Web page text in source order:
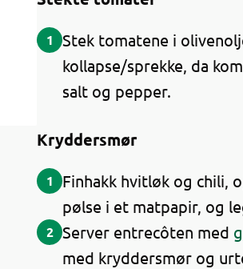
1
Stek tomatene i
kollapse/sprekke, da
salt og pepper.
Kryddersmør
1
Finhakk hvitløk og chili,
pølse i et matpapir, og
2 Server entrecôten med
med kryddersmør og